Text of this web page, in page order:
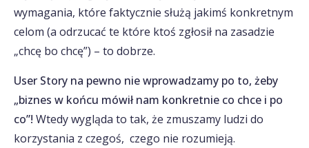
wymagania, które faktycznie służą jakimś konkretnym
celom (a odrzucać te które ktoś zgłosił na zasadzie
„chcę bo chcę”) – to dobrze.
User Story na pewno nie wprowadzamy po to, żeby
„biznes w końcu mówił nam konkretnie co chce i po
co”! Wtedy wygląda to tak, że zmuszamy ludzi do
korzystania z czegoś, czego nie rozumieją.